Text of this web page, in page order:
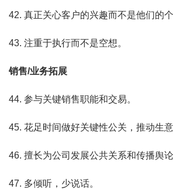
42. 真正关心客户的兴趣而不是他们的个
43. 注重于执行而不是空想。
销售/业务拓展
44. 参与关键销售职能和交易。
45. 花足时间做好关键性公关，推动生意
46. 擅长为公司发展公共关系和传播舆论
47. 多倾听，少说话。